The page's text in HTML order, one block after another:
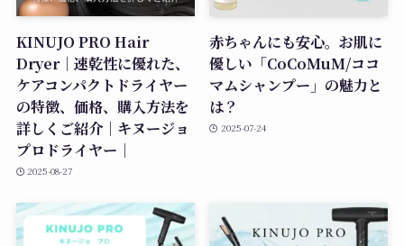
KINUJO PRO Hair
Dryer｜速乾性に優れた、
ケアコンパクトドライヤー
の特徴、価格、購入方法を
詳しくご紹介｜キヌージョ
プロドライヤー｜
2025-08-27
赤ちゃんにも安心。お肌に
優しい「CoCoMuM/ココ
マムシャンプー」の魅力と
は？
2025-07-24